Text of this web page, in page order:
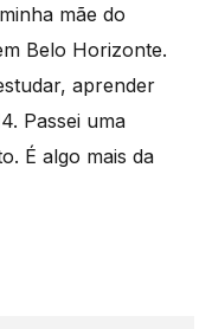
mãe do
Belo Horizonte.
aprender
Passei uma
É algo mais da